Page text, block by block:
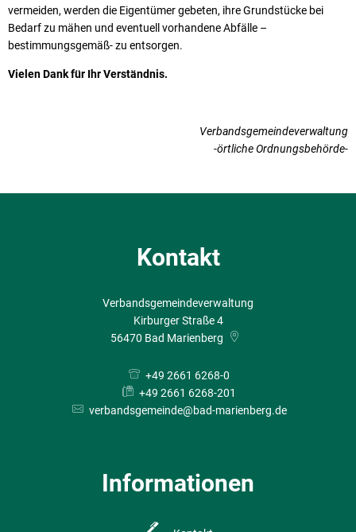
vermeiden, werden die Eigentümer gebeten, ihre Grundstücke bei
Bedarf zu mähen und eventuell vorhandene Abfälle –
bestimmungsgemäß- zu entsorgen.
Vielen Dank für Ihr Verständnis.
Verbandsgemeindeverwaltung
-örtliche Ordnungsbehörde-
Kontakt
Verbandsgemeindeverwaltung
Kirburger Straße 4
56470 Bad Marienberg
+49 2661 6268-0
+49 2661 6268-201
verbandsgemeinde@bad-marienberg.de
Informationen